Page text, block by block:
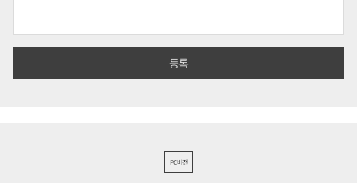
PC버전